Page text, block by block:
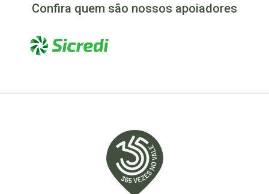
Confira quem são nossos apoiadores